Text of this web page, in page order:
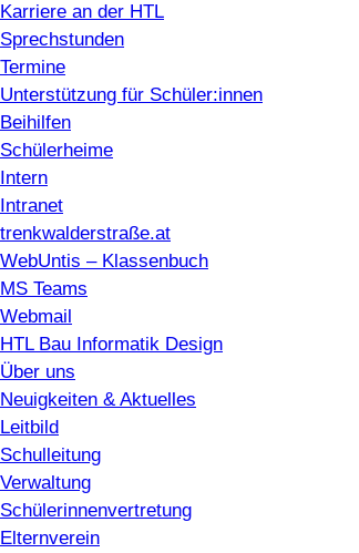
Karriere an der HTL
Sprechstunden
Termine
Unterstützung für Schüler:innen
Beihilfen
Schülerheime
Intern
Intranet
trenkwalderstraße.at
WebUntis – Klassenbuch
MS Teams
Webmail
HTL Bau Informatik Design
Über uns
Neuigkeiten & Aktuelles
Leitbild
Schulleitung
Verwaltung
Schülerinnenvertretung
Elternverein